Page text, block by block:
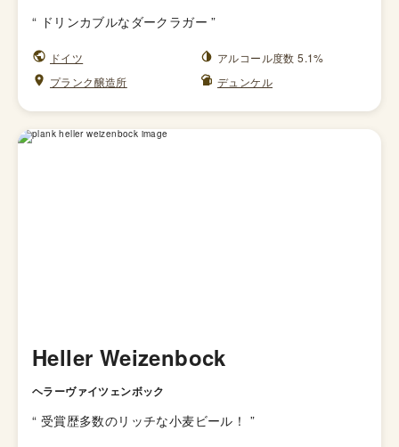
“ ドリンカブルなダークラガー ”
ドイツ
アルコール度数 5.1%
プランク醸造所
デュンケル
Heller Weizenbock
ヘラーヴァイツェンボック
“ 受賞歴多数のリッチな小麦ビール！ ”